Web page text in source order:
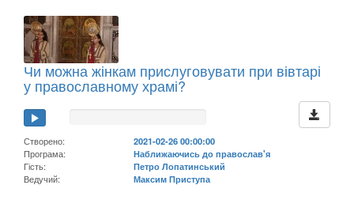
Чи можна жінкам прислуговувати при вівтарі
у православному храмі?
Створено:
2021-02-26 00:00:00
Програма:
Наближаючись до православ'я
Гість:
Петро Лопатинський
Ведучий:
Максим Приступа